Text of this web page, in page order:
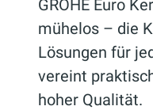
GROHE Euro
mühelos – die
Lösungen für
vereint
hoher Qualität.